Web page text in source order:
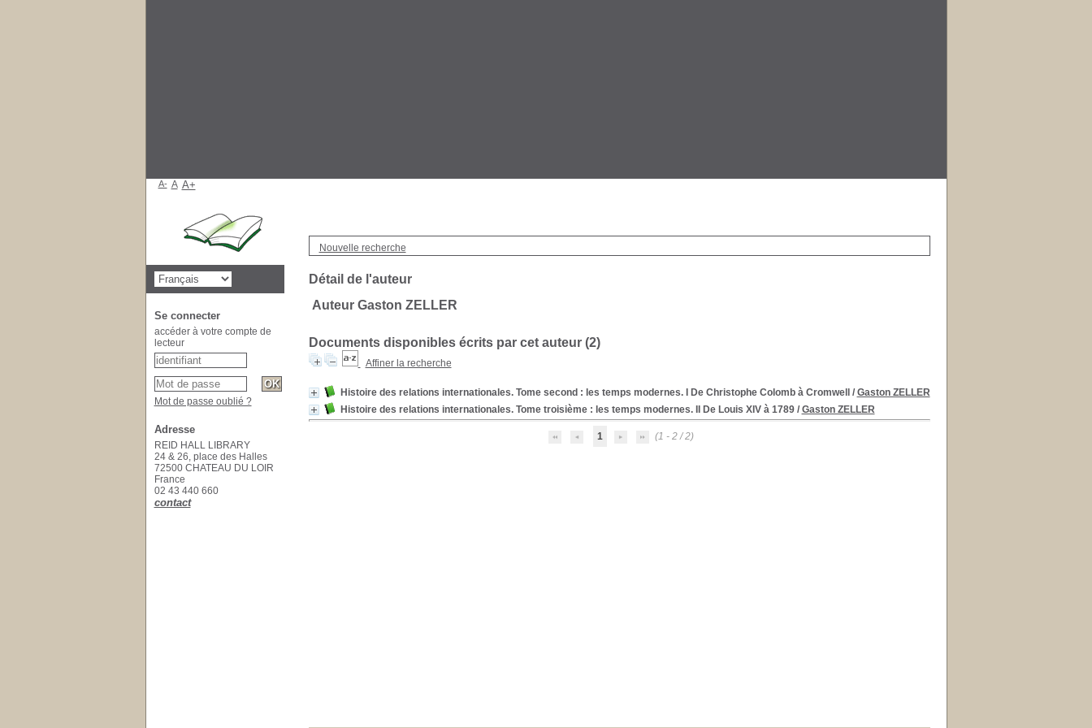
Nouvelle recherche
Détail de l'auteur
Auteur Gaston ZELLER
Documents disponibles écrits par cet auteur (2)
Affiner la recherche
Histoire des relations internationales. Tome second : les temps modernes. I De Christophe Colomb à Cromwell / Gaston ZELLER
Histoire des relations internationales. Tome troisième : les temps modernes. II De Louis XIV à 1789/ Gaston ZELLER
1 (1 - 2 / 2)
A- A A+
Se connecter
accéder à votre compte de
lecteur
Mot de passe oublié ?
Adresse
REID HALL LIBRARY
24 & 26, place des Halles
72500 CHATEAU DU LOIR
France
02 43 440 660
contact